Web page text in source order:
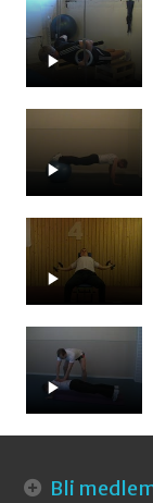
Bli